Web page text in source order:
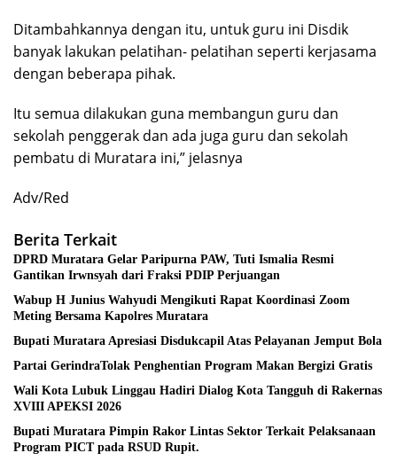
Ditambahkannya dengan itu, untuk guru ini Disdik
banyak lakukan pelatihan- pelatihan seperti kerjasama
dengan beberapa pihak.
Itu semua dilakukan guna membangun guru dan
sekolah penggerak dan ada juga guru dan sekolah
pembatu di Muratara ini,” jelasnya
Adv/Red
Berita Terkait
DPRD Muratara Gelar Paripurna PAW, Tuti Ismalia Resmi
Gantikan Irwnsyah dari Fraksi PDIP Perjuangan
Wabup H Junius Wahyudi Mengikuti Rapat Koordinasi Zoom
Meting Bersama Kapolres Muratara
Bupati Muratara Apresiasi Disdukcapil Atas Pelayanan Jemput Bola
Partai GerindraTolak Penghentian Program Makan Bergizi Gratis
Wali Kota Lubuk Linggau Hadiri Dialog Kota Tangguh di Rakernas
XVIII APEKSI 2026
Bupati Muratara Pimpin Rakor Lintas Sektor Terkait Pelaksanaan
Program PICT pada RSUD Rupit.